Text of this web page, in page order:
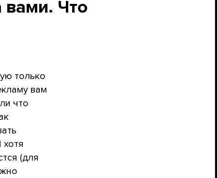
вами. Что
только
вам
что
(для